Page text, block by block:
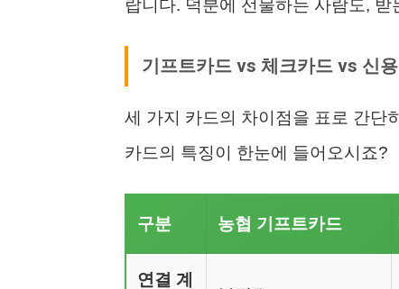
랍니다. 덕분에 선물하는 사람도,
기프트카드 vs 체크카드 vs 신
세 가지 카드의 차이점을 표로 간단
카드의 특징이 한눈에 들어오시죠?
구분 농협 기프트카드
연결 계